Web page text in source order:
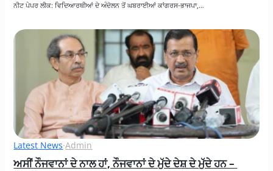
ਨੀਟ ਪੇਪਰ ਲੀਕ: ਵਿਦਿਆਰਥੀਆਂ ਦੇ ਅੰਦੋਲਨ ਤੋਂ ਘਬਰਾਈਆਂ ਕਾਂਗਰਸ-ਭਾਜਪਾ,…
Latest News·Admin
ਅਸੀਂ ਨੌਜਵਾਨਾਂ ਦੇ ਨਾਲ ਹਾਂ, ਨੌਜਵਾਨਾਂ ਦੇ ਮੁੱਦੇ ਦੇਸ਼ ਦੇ ਮੁੱਦੇ ਹਨ –